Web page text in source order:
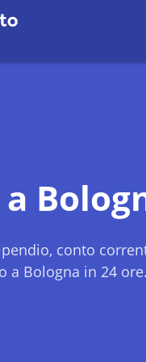
conto
a Bologna in 24 ore.